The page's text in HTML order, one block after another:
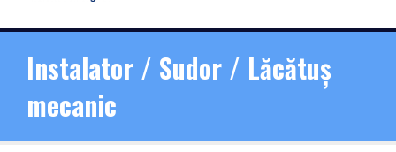
Instalator / Sudor / Lăcătuș
mecanic